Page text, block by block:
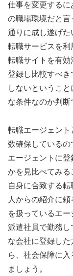
仕事を変更する
の職場環境だと
通りに成し遂げた
転職サービスを利
転職サイトを有
登録し比較すべ
しないというこ
な条件なのか判断
転職エージェン
数確保している
エージェントに
かを見比べてみる
自身に合致する
人からの紹介に
を扱っているエー
派遣社員で勤務
な会社に登録し
ら、社会保障に
ましょう。